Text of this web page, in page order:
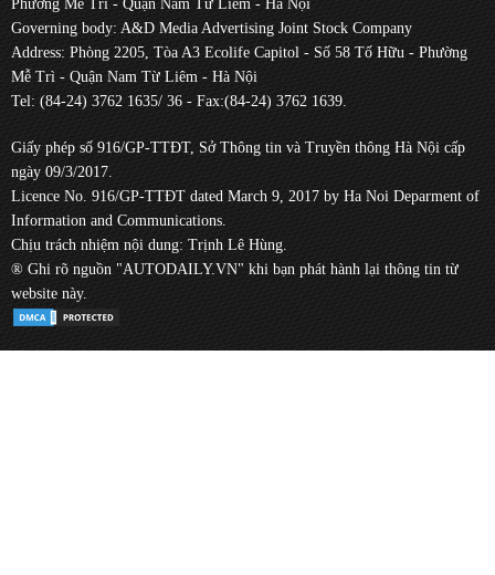
Phường Mễ Trì - Quận Nam Từ Liêm - Hà Nội
Governing body: A&D Media Advertising Joint Stock Company
Address: Phòng 2205, Tòa A3 Ecolife Capitol - Số 58 Tố Hữu - Phường
Mễ Trì - Quận Nam Từ Liêm - Hà Nội
Tel: (84-24) 3762 1635/ 36 - Fax:(84-24) 3762 1639.
Giấy phép số 916/GP-TTĐT, Sở Thông tin và Truyền thông Hà Nội cấp
ngày 09/3/2017.
Licence No. 916/GP-TTĐT dated March 9, 2017 by Ha Noi Deparment of
Information and Communications.
Chịu trách nhiệm nội dung: Trịnh Lê Hùng.
® Ghi rõ nguồn "AUTODAILY.VN" khi bạn phát hành lại thông tin từ
website này.